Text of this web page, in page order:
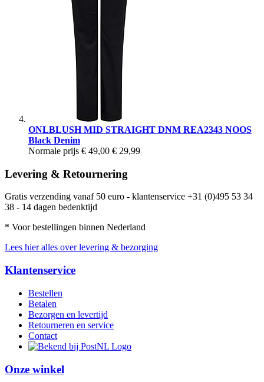
ONLBLUSH MID STRAIGHT DNM REA2343 NOOS
Black Denim
Normale prijs € 49,00 € 29,99
Levering & Retournering
Gratis verzending vanaf 50 euro - klantenservice +31 (0)495 53 34
38 - 14 dagen bedenktijd
* Voor bestellingen binnen Nederland
Lees hier alles over levering & bezorging
Klantenservice
Bestellen
Betalen
Bezorgen en levertijd
Retourneren en service
Contact
Onze winkel